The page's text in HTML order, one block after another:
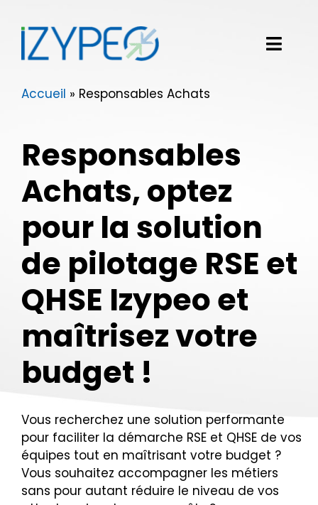
contenu
Notre solution logicielle
Blog
Demander une démo
Nous contacter
Accueil » Responsables Achats
Responsables
Achats, optez
pour la solution
de pilotage RSE et
QHSE Izypeo et
maîtrisez votre
budget !
Vous recherchez une solution performante
pour faciliter la démarche RSE et QHSE de vos
équipes tout en maîtrisant votre budget ?
Vous souhaitez accompagner les métiers
sans pour autant réduire le niveau de vos